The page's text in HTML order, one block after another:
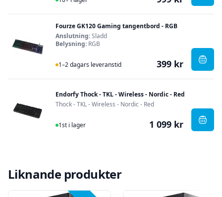
Fourze GK120 Gaming tangentbord - RGB
Anslutning:Sladd
Belysning: RGB
I Lager
1–2 dagars leveranstid 399 kr ,
Endorfy Thock - TKL - Wireless - Nordic - Red
Thock - TKL - Wireless - Nordic - Red
I Lager
1st i lager 1 099 kr ,
Liknande produkter